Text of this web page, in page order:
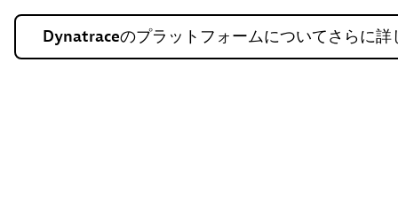
Dynatraceのプラットフォームについてさらに詳